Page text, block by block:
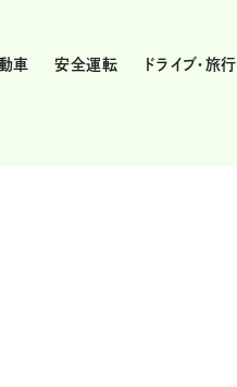
車 安全運転 ドライブ・旅行